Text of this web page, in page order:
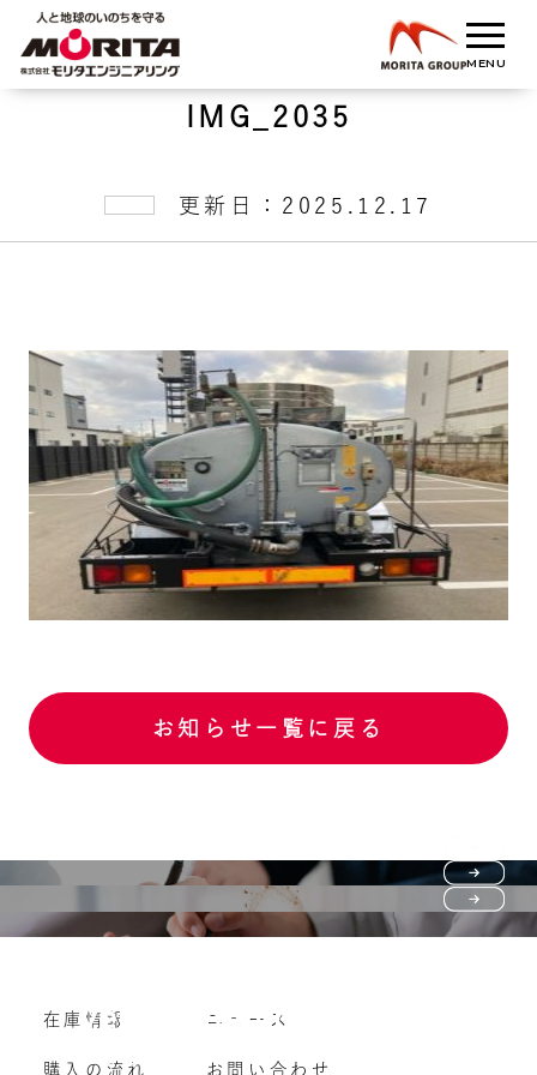
IMG_2035
更新日：2025.12.17
お知らせ一覧に戻る
購入の流れ
よくいただくご質問
Vehicle purchase
車両買い取り
在庫情報
購入の流れ
ニュース
お問い合わせ